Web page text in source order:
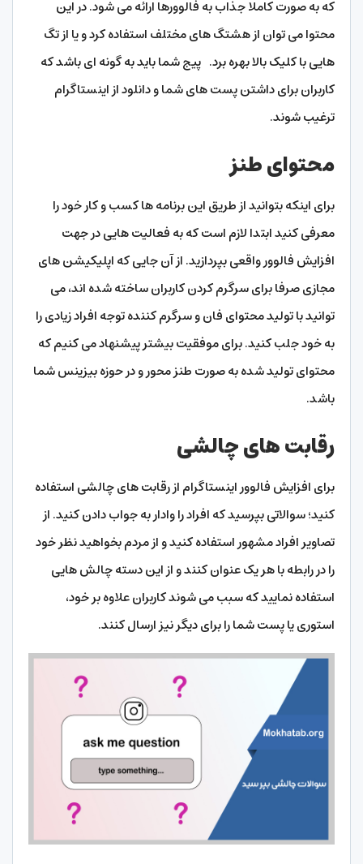
که به صورت کاملا جذاب به فالوورها ارائه می شود. در این
محتوا می توان از هشتگ های مختلف استفاده کرد و یا از تگ
هایی با کلیک بالا بهره برد. پیج شما باید به گونه ای باشد که
کاربران برای داشتن پست های شما و دانلود از اینستاگرام
ترغیب شوند.
محتوای طنز
برای اینکه بتوانید از طریق این برنامه ها کسب و کار خود را
معرفی کنید ابتدا لازم است که به فعالیت هایی در جهت
افزایش فالوور واقعی بپردازید. از آن جایی که اپلیکیشن های
مجازی صرفا برای سرگرم کردن کاربران ساخته شده اند، می
توانید با تولید محتوای فان و سرگرم کننده توجه افراد زیادی را
به خود جلب کنید. برای موفقیت بیشتر پیشنهاد می کنیم که
محتوای تولید شده به صورت طنز محور و در حوزه بیزینس شما
باشد.
رقابت های چالشی
برای افزایش فالوور اینستاگرام از رقابت های چالشی استفاده
کنید؛ سوالاتی بپرسید که افراد را وادار به جواب دادن کنید. از
تصاویر افراد مشهور استفاده کنید و از مردم بخواهید نظر خود
را در رابطه با هر یک عنوان کنند و از این دسته چالش هایی
استفاده نمایید که سبب می شوند کاربران علاوه بر خود،
استوری یا پست شما را برای دیگر نیز ارسال کنند.